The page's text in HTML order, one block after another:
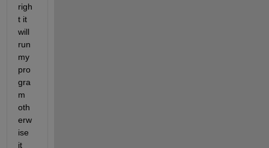
righ
t it
will
run
my
pro
gra
m
oth
erw
ise
it